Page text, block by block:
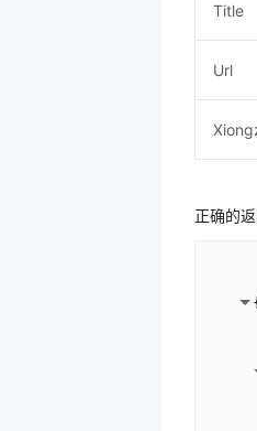
Title
Url
正确的返